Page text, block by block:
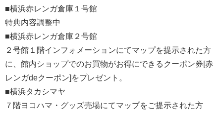
■横浜赤レンガ倉庫１号館
特典内容調整中
■横浜赤レンガ倉庫２号館
２号館１階インフォメーションにてマップを提示された方
に、館内ショップでのお買物がお得にできるクーポン券[赤
レンガdeクーポン]をプレゼント。
■横浜タカシマヤ
７階ヨコハマ・グッズ売場にてマップをご提示された方